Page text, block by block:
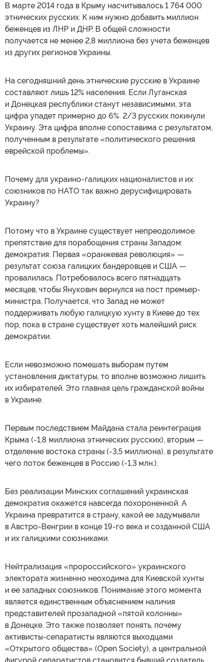
В марте 2014 года в Крыму насчитывалось 1 764 000
этнических русских. К ним нужно добавить миллион
беженцев из ЛНР и ДНР. В общей сложности
получается не менее 2,8 миллиона без учета беженцев
из других регионов Украины.
На сегодняшний день этнические русские в Украине
составляют лишь 12% населения. Если Луганская
и Донецкая республики станут независимыми, эта
цифра упадет примерно до 6%. 2/3 русских покинули
Украину. Эта цифра вполне сопоставима с результатом,
полученным в результате «политического решения
еврейской проблемы».
Почему для украино-галицких националистов и их
союзников по НАТО так важно дерусифицировать
Украину?
Потому что в Украине существует непреодолимое
препятствие для порабощения страны Западом:
демократия. Первая «оранжевая революция» —
результат союза галицких бандеровцев и США —
провалилась. Потребовалось всего пятнадцать
месяцев, чтобы Янукович вернулся на пост премьер-
министра. Получается, что Запад не может
поддерживать любую галицкую хунту в Киеве до тех
пор, пока в стране существует хоть малейший риск
демократии.
Если невозможно помешать выборам путем
установления диктатуры, то вполне возможно лишить
их избирателей. Это главная цель гражданской войны
в Украине.
Первым последствием Майдана стала реинтеграция
Крыма (-1,8 миллиона этнических русских), вторым —
отделение востока страны (-3,5 миллиона), в результате
чего поток беженцев в Россию (-1,3 млн.).
Без реализации Минских соглашений украинская
демократия окажется навсегда похороненной. А
Украина превратится в страну, какой ее задумывали
в Австро-Венгрии в конце 19-го века и созданной США
и их галицкими союзниками.
Нейтрализация «пророссийского» украинского
электората жизненно неоходима для Киевской хунты
и ее западных союзников. Понимание этого момента
является единственным объяснением наличия
представителей прозападной «пятой колонны»
в Донецке. Это также позволяет понять, почему
активисты-сепаратисты являются выходцами
«Открытого общества» (Open Society), а центральной
фигурой сепаратистов становится бывший создатель